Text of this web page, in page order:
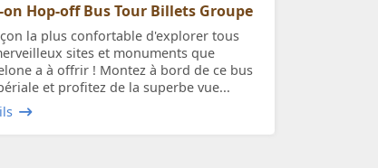
on Hop-off Bus Tour Billets Groupe
la plus confortable d'explorer tous
sites et monuments que
a à offrir ! Montez à bord de ce bus
et profitez de la superbe vue...